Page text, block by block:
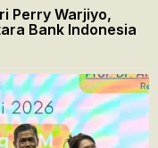
Perry Warjiyo,
Bank Indonesia